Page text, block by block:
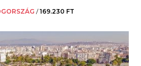
/169.230 FT